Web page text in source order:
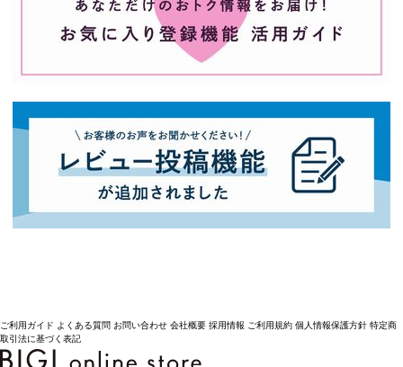
ご利用ガイド よくある質問 お問い合わせ 会社概要 採用情報 ご利用規約 個人情報保護方針 特定商
取引法に基づく表記